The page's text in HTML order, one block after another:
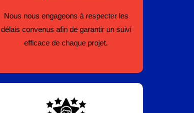
Nous nous engageons à respecter les
délais convenus afin de garantir un suivi
efficace de chaque projet.